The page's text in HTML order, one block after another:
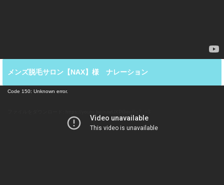
メンズ脱毛サロン【NAX】様 ナレーション
Code 150: Unknown error.